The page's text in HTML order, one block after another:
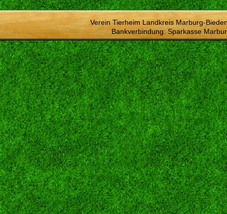
Verein Tierheim Landkreis Marburg-
Bankverbindung: Sparkasse